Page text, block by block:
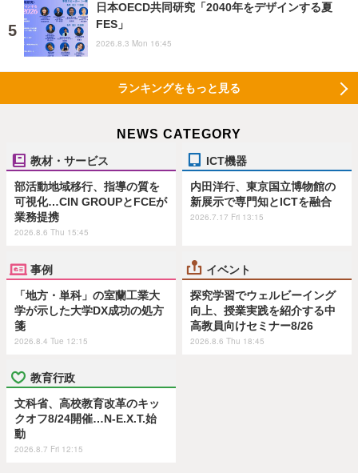
日本OECD共同研究「2040年をデザインする夏
FES」
2026.8.3 Mon 16:45
ランキングをもっと見る
NEWS CATEGORY
教材・サービス
部活動地域移行、指導の質を
可視化…CIN GROUPとFCEが
業務提携
2026.8.6 Thu 15:45
ICT機器
内田洋行、東京国立博物館の
新展示で専門知とICTを融合
2026.7.17 Fri 13:15
事例
「地方・単科」の室蘭工業大
学が示した大学DX成功の処方
箋
2026.8.4 Tue 12:15
イベント
探究学習でウェルビーイング
向上、授業実践を紹介する中
高教員向けセミナー8/26
2026.8.6 Thu 18:45
教育行政
文科省、高校教育改革のキッ
クオフ8/24開催…N-E.X.T.始
動
2026.8.7 Fri 12:15